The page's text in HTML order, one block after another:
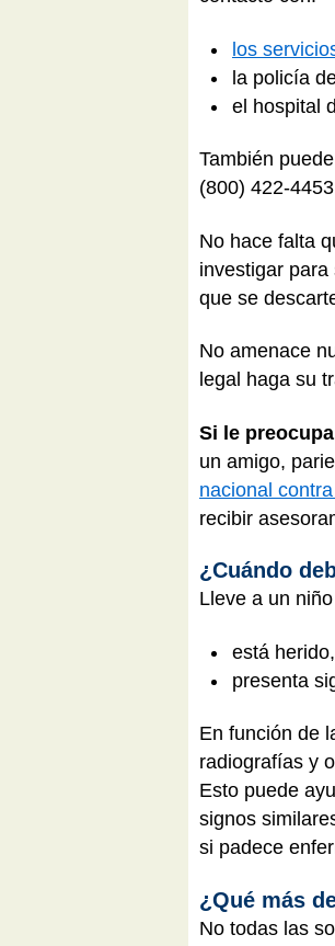
los
la policía
el hospital
También
(800) 422-
No hace falta
investigar
que se
No amenace
legal haga su
Si le
un amigo,
nacional
recibir
¿Cuándo
Lleve a un
está
presenta
En función de
radiografías y
Esto puede
signos
si padece
¿Qué más
No todas las